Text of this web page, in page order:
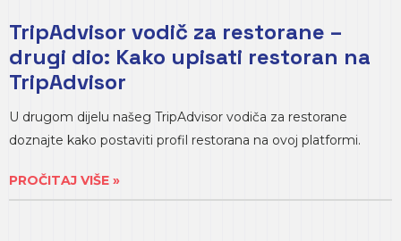
TripAdvisor vodič za restorane –
drugi dio: Kako upisati restoran na
TripAdvisor
U drugom dijelu našeg TripAdvisor vodiča za restorane
doznajte kako postaviti profil restorana na ovoj platformi.
PROČITAJ VIŠE »